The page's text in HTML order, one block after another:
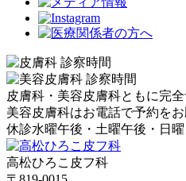
皮膚科・美容皮膚科ともに完全
美容皮膚科はお電話で予約をお
休診水曜午後・土曜午後・日曜
高松ひろこ皮フ科